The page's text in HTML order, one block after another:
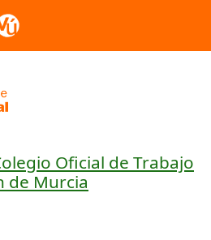
Oficial de Trabajo
de Murcia